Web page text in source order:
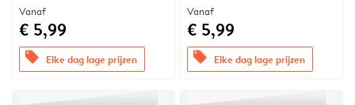
Vanaf
€ 5,99
offers Elke dag lage prijzen
Vanaf
€ 5,99
offers Elke dag lage prijzen